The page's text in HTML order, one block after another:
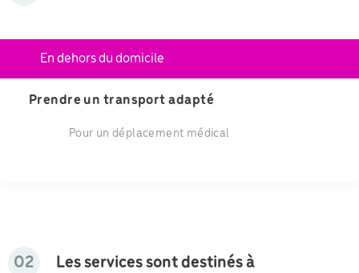
En dehors du domicile
Prendre un transport adapté
Pour un déplacement médical
02 Les services sont destinés à